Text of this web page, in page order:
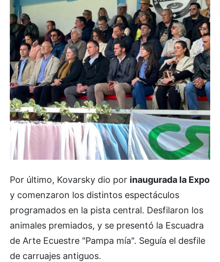
Por último, Kovarsky dio por inaugurada la Expo
y comenzaron los distintos espectáculos
programados en la pista central. Desfilaron los
animales premiados, y se presentó la Escuadra
de Arte Ecuestre "Pampa mía". Seguía el desfile
de carruajes antiguos.